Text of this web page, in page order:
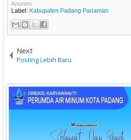
Anonim
Label: Kabupaten Padang Pariaman
Next
Posting Lebih Baru